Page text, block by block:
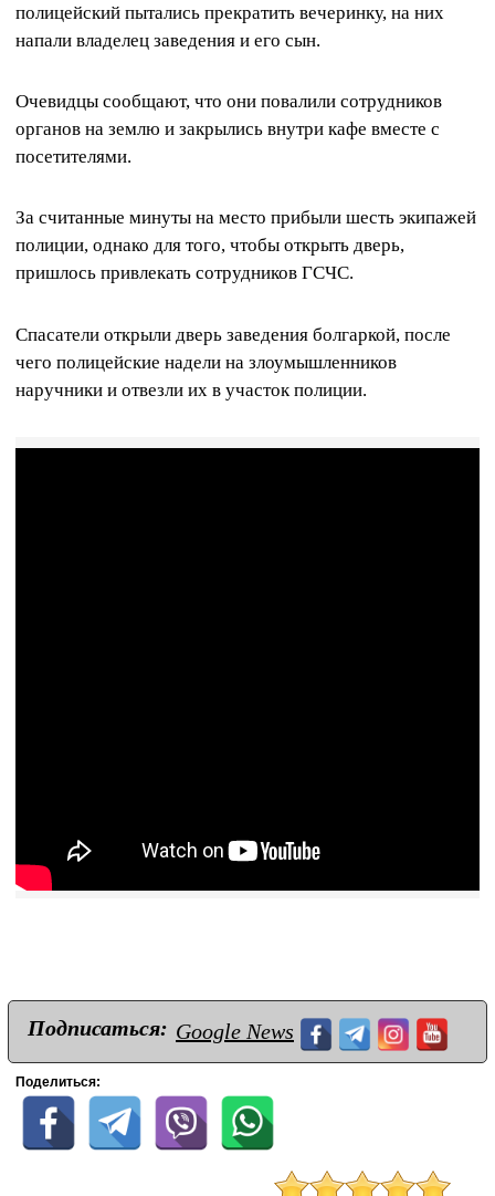
полицейский пытались прекратить вечеринку, на них
напали владелец заведения и его сын.
Очевидцы сообщают, что они повалили сотрудников
органов на землю и закрылись внутри кафе вместе с
посетителями.
За считанные минуты на место прибыли шесть экипажей
полиции, однако для того, чтобы открыть дверь,
пришлось привлекать сотрудников ГСЧС.
Спасатели открыли дверь заведения болгаркой, после
чего полицейские надели на злоумышленников
наручники и отвезли их в участок полиции.
Подписаться: Google News
Поделиться: